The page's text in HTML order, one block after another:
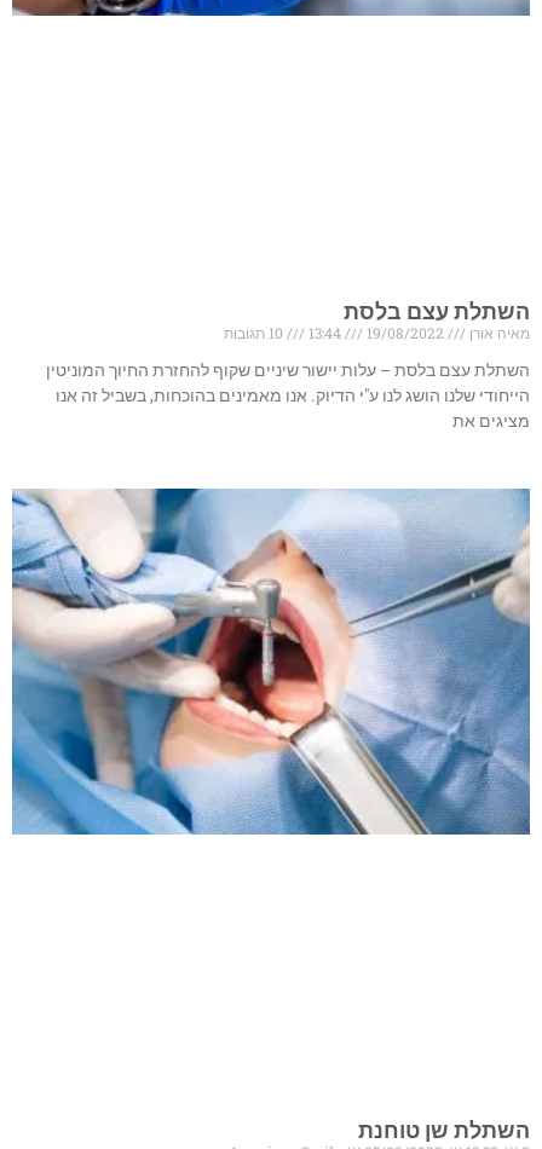
השתלת עצם בלסת
מאיה אורן
השתלת עצם בלסת – עלות יישור שיניים שקוף להחזרת החיוך המוניטין
הייחודי שלנו הושג לנו ע"י הדיוק. אנו מאמינים בהוכחות, בשביל זה אנו
מציגים את
השתלת שן טוחנת